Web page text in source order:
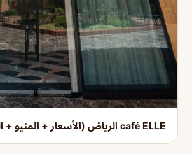
café ELLE الرياض (الأسعار + المنيو + الموقع )